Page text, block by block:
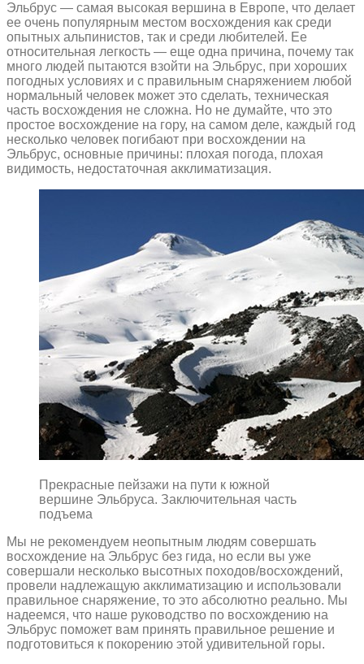
Эльбрус — самая высокая вершина в Европе, что делает
ее очень популярным местом восхождения как среди
опытных альпинистов, так и среди любителей. Ее
относительная легкость — еще одна причина, почему так
много людей пытаются взойти на Эльбрус, при хороших
погодных условиях и с правильным снаряжением любой
нормальный человек может это сделать, техническая
часть восхождения не сложна. Но не думайте, что это
простое восхождение на гору, на самом деле, каждый год
несколько человек погибают при восхождении на
Эльбрус, основные причины: плохая погода, плохая
видимость, недостаточная акклиматизация.
Прекрасные пейзажи на пути к южной
вершине Эльбруса. Заключительная часть
подъема
Мы не рекомендуем неопытным людям совершать
восхождение на Эльбрус без гида, но если вы уже
совершали несколько высотных походов/восхождений,
провели надлежащую акклиматизацию и использовали
правильное снаряжение, то это абсолютно реально. Мы
надеемся, что наше руководство по восхождению на
Эльбрус поможет вам принять правильное решение и
подготовиться к покорению этой удивительной горы.